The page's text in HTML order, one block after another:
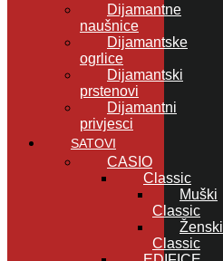
Dijamantne
naušnice
Dijamantske
ogrlice
Dijamantski
prstenovi
Dijamantni
privjesci
SATOVI
CASIO
Classic
Muški
Classic
Ženski
Classic